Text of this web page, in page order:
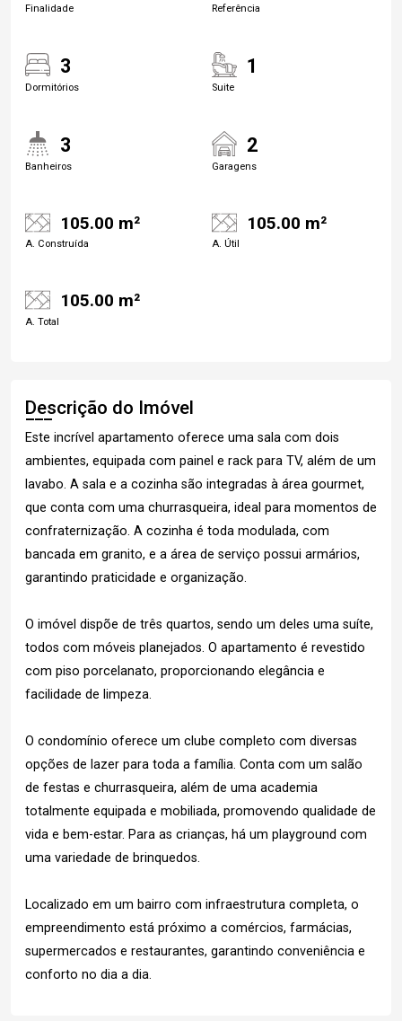
Finalidade Referência
3
Dormitórios
1
Suite
3
Banheiros
2
Garagens
105.00 m²
A. Construída
105.00 m²
A. Útil
105.00 m²
A. Total
Descrição do Imóvel
Este incrível apartamento oferece uma sala com dois
ambientes, equipada com painel e rack para TV, além de um
lavabo. A sala e a cozinha são integradas à área gourmet,
que conta com uma churrasqueira, ideal para momentos de
confraternização. A cozinha é toda modulada, com
bancada em granito, e a área de serviço possui armários,
garantindo praticidade e organização.
O imóvel dispõe de três quartos, sendo um deles uma suíte,
todos com móveis planejados. O apartamento é revestido
com piso porcelanato, proporcionando elegância e
facilidade de limpeza.
O condomínio oferece um clube completo com diversas
opções de lazer para toda a família. Conta com um salão
de festas e churrasqueira, além de uma academia
totalmente equipada e mobiliada, promovendo qualidade de
vida e bem-estar. Para as crianças, há um playground com
uma variedade de brinquedos.
Localizado em um bairro com infraestrutura completa, o
empreendimento está próximo a comércios, farmácias,
supermercados e restaurantes, garantindo conveniência e
conforto no dia a dia.